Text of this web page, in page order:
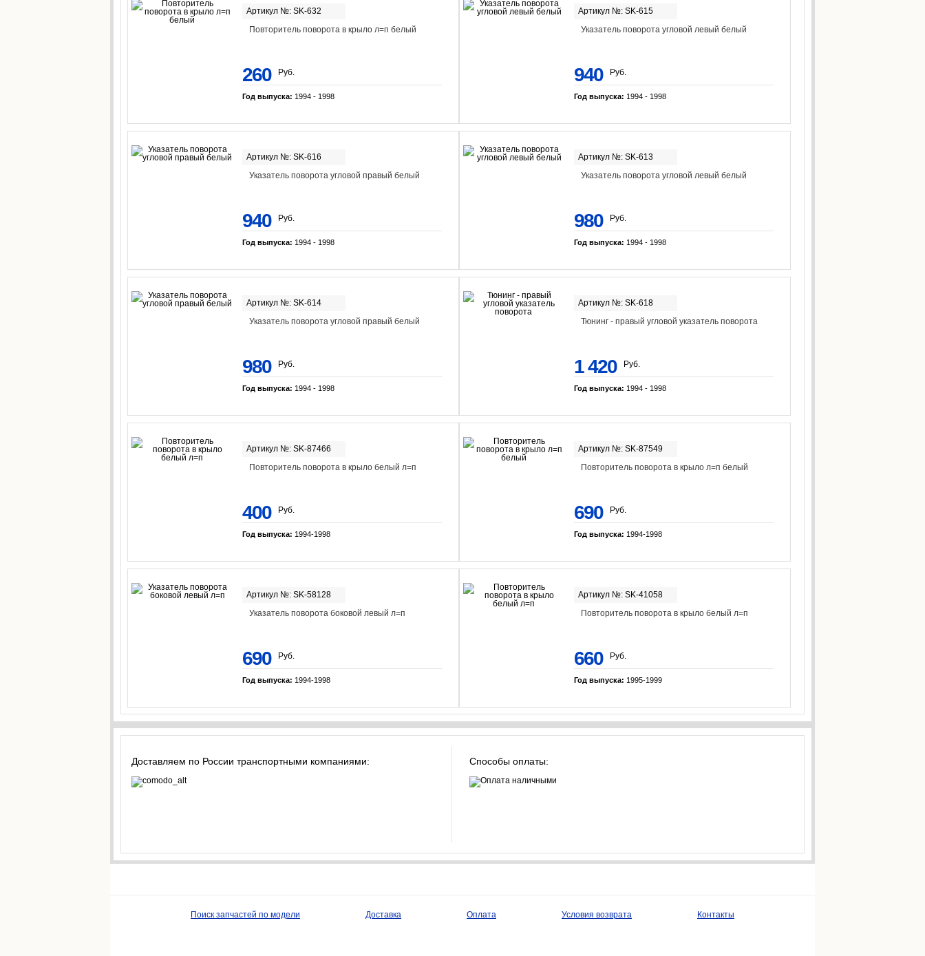
Артикул №: SK-632
Повторитель поворота в крыло л=п белый
260 Руб.
Год выпуска: 1994 - 1998
Артикул №: SK-615
Указатель поворота угловой левый белый
940 Руб.
Год выпуска: 1994 - 1998
Артикул №: SK-616
Указатель поворота угловой правый белый
940 Руб.
Год выпуска: 1994 - 1998
Артикул №: SK-613
Указатель поворота угловой левый белый
980 Руб.
Год выпуска: 1994 - 1998
Артикул №: SK-614
Указатель поворота угловой правый белый
980 Руб.
Год выпуска: 1994 - 1998
Артикул №: SK-618
Тюнинг - правый угловой указатель поворота
1 420 Руб.
Год выпуска: 1994 - 1998
Артикул №: SK-87466
Повторитель поворота в крыло белый л=п
400 Руб.
Год выпуска: 1994-1998
Артикул №: SK-87549
Повторитель поворота в крыло л=п белый
690 Руб.
Год выпуска: 1994-1998
Артикул №: SK-58128
Указатель поворота боковой левый л=п
690 Руб.
Год выпуска: 1994-1998
Артикул №: SK-41058
Повторитель поворота в крыло белый л=п
660 Руб.
Год выпуска: 1995-1999
Доставляем по России транспортными компаниями: Способы оплаты:
Поиск запчастей по модели Доставка Оплата Условия возврата Контакты